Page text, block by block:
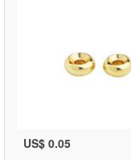
US$ 0.05